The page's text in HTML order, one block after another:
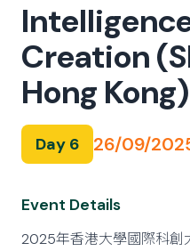
Creation
Hong Kong)
Day 6 26/09/
Event Details
2025年香港大學國際科創